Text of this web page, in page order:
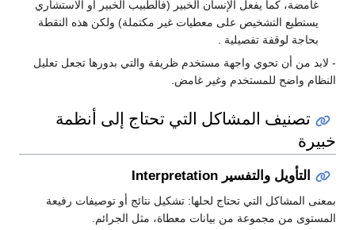
غامضة، كما يفعل الإنسان الخبير (فالطبيب الخبير أو الاستشاري
يستطيع التشخيص على معطيات غير مكتملة) ولكن هذه النقطة
بحاجة لوقفة تفصيلية .
- لابد من أن تحوي واجهة مستخدم ظريفة والتي بدورها تجعل تعليل
النظام واضح للمستخدم وغير غامض.
تصنيف المشاكل التي تحتاج إلى أنظمة
خبيرة
التأويل والتفسير Interpretation
بمعنى المشاكل التي تحتاج لحلها: تشكيل نتائج أو توصيفات رفيعة
المستوى من مجموعة من بيانات معطاة، مثل الجرائم.